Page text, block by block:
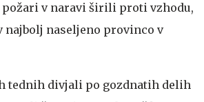
požari v naravi širili proti vzhodu,
najbolj naseljeno provinco v
tednih divjali po gozdnatih delih